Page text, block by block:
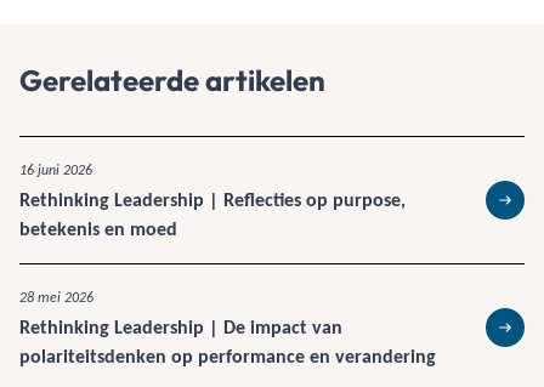
Gerelateerde artikelen
16 juni 2026
Rethinking Leadership | Reflecties op purpose,
betekenis en moed
Lees
28 mei 2026
Rethinking Leadership | De impact van
polariteitsdenken op performance en verandering
Lees